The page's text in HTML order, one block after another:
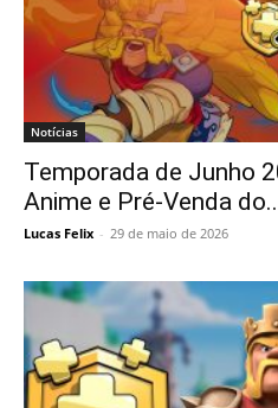
Notícias
Temporada de Junho
Anime e Pré-Venda
Lucas Felix - 29 de maio de 2026